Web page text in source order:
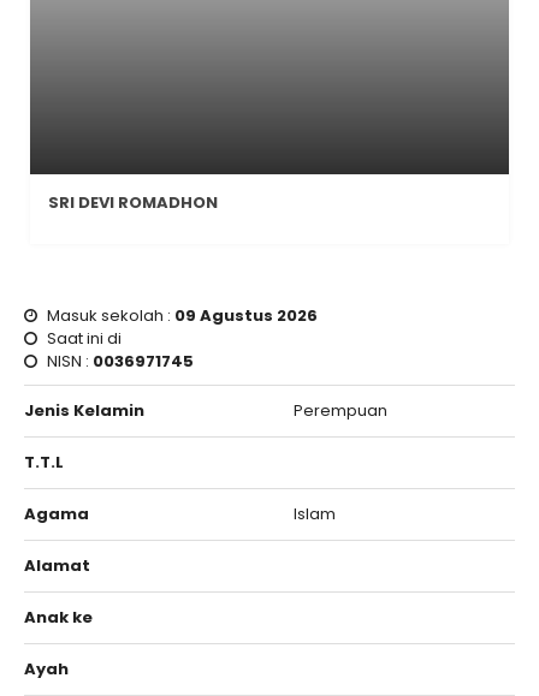
SRI DEVI ROMADHON
Masuk sekolah : 09 Agustus 2026
Saat ini di
NISN : 0036971745
Jenis Kelamin Perempuan
T.T.L
Agama Islam
Alamat
Anak ke
Ayah